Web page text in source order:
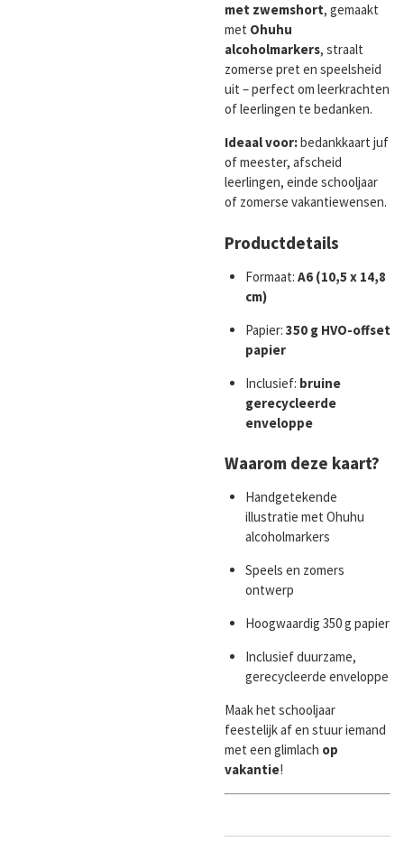
met zwemshort, gemaakt
met Ohuhu
alcoholmarkers, straalt
zomerse pret en speelsheid
uit – perfect om leerkrachten
of leerlingen te bedanken.
Ideaal voor:bedankkaart juf
of meester, afscheid
leerlingen, einde schooljaar
of zomerse vakantiewensen.
Productdetails
Formaat: A6 (10,5 x 14,8
cm)
Papier: 350 g HVO-offset
papier
Inclusief: bruine
gerecycleerde
enveloppe
Waarom deze kaart?
Handgetekende
illustratie met Ohuhu
alcoholmarkers
Speels en zomers
ontwerp
Hoogwaardig 350 g papier
Inclusief duurzame,
gerecycleerde enveloppe
Maak het schooljaar
feestelijk af en stuur iemand
met een glimlach op
vakantie!